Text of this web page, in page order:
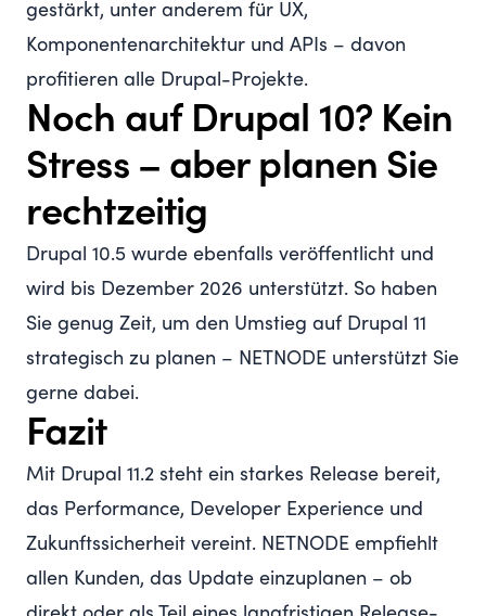
gestärkt, unter anderem für UX,
Komponentenarchitektur und APIs – davon
profitieren alle Drupal-Projekte.
Noch auf Drupal 10? Kein
Stress – aber planen Sie
rechtzeitig
Drupal 10.5 wurde ebenfalls veröffentlicht und
wird bis Dezember 2026 unterstützt. So haben
Sie genug Zeit, um den Umstieg auf Drupal 11
strategisch zu planen – NETNODE unterstützt Sie
gerne dabei.
Fazit
Mit Drupal 11.2 steht ein starkes Release bereit,
das Performance, Developer Experience und
Zukunftssicherheit vereint. NETNODE empfiehlt
allen Kunden, das Update einzuplanen – ob